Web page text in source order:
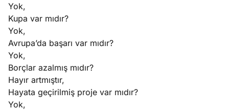
Yok,
Kupa var mıdır?
Yok,
Avrupa’da başarı var mıdır?
Yok,
Borçlar azalmış mıdır?
Hayır artmıştır,
Hayata geçirilmiş proje var mıdır?
Yok,